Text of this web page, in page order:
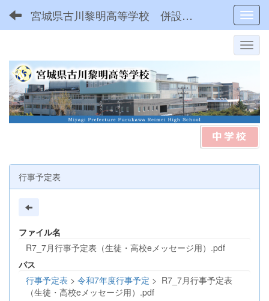
宮城県古川黎明高等学校 併設型中高一貫
行事予定表
ファイル名
R7_7月行事予定表（生徒・高校eメッセージ用）.pdf
パス
行事予定表 > 令和7年度行事予定 > R7_7月行事予定表
（生徒・高校eメッセージ用）.pdf